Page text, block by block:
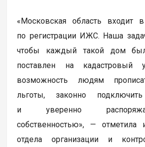
«Московская область входит
по регистрации ИЖС. Наша
чтобы каждый такой дом
поставлен на кадастровый
возможность людям
льготы, законно
и уверенно
собственностью», — отметила
отдела организации и